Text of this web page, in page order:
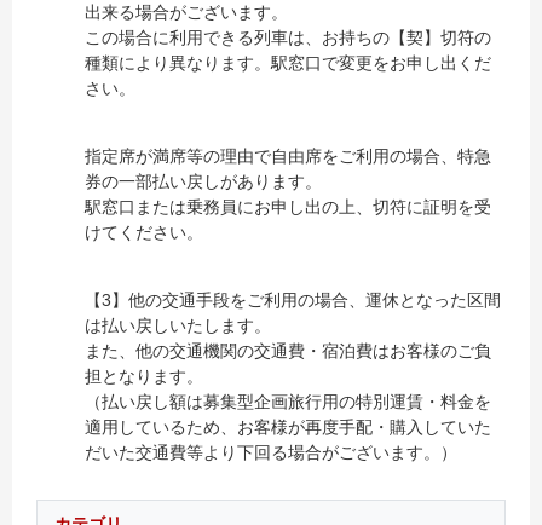
出来る場合がございます。
この場合に利用できる列車は、お持ちの【契】切符の
種類により異なります。駅窓口で変更をお申し出くだ
さい。
指定席が満席等の理由で自由席をご利用の場合、特急
券の一部払い戻しがあります。
駅窓口または乗務員にお申し出の上、切符に証明を受
けてください。
【3】他の交通手段をご利用の場合、運休となった区間
は払い戻しいたします。
また、他の交通機関の交通費・宿泊費はお客様のご負
担となります。
（払い戻し額は募集型企画旅行用の特別運賃・料金を
適用しているため、お客様が再度手配・購入していた
だいた交通費等より下回る場合がございます。）